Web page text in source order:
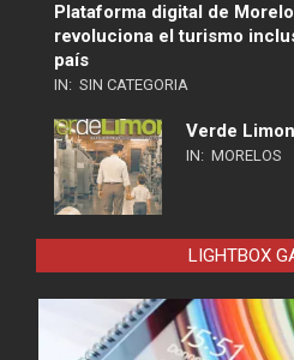
Plataforma digital de
revoluciona el turismo
país
IN: SIN CATEGORIA
Verde
IN: MORELOS
LIGHTBOX